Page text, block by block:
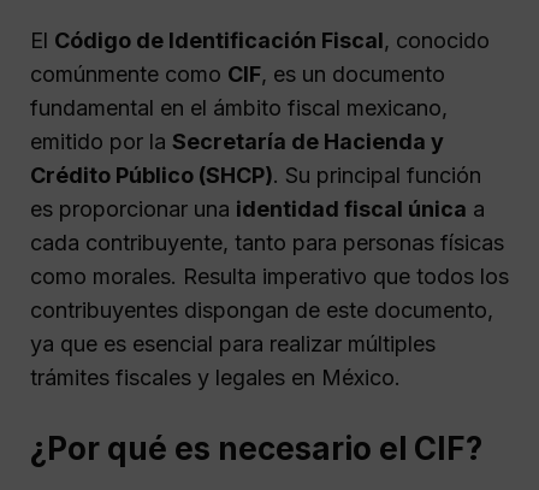
El Código de Identificación Fiscal, conocido
comúnmente como CIF, es un documento
fundamental en el ámbito fiscal mexicano,
emitido por la Secretaría de Hacienda y
Crédito Público (SHCP). Su principal función
es proporcionar una identidad fiscal única a
cada contribuyente, tanto para personas físicas
como morales. Resulta imperativo que todos los
contribuyentes dispongan de este documento,
ya que es esencial para realizar múltiples
trámites fiscales y legales en México.
¿Por qué es necesario el CIF?